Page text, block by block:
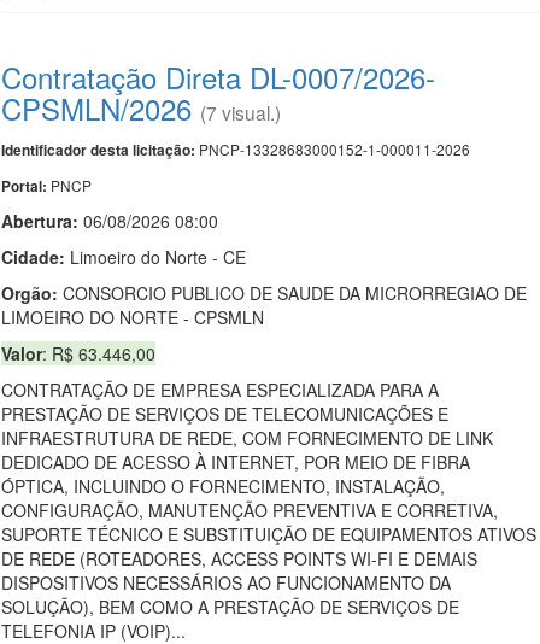
Contratação Direta DL-0007/2026-
CPSMLN/2026 (7 visual.)
Identificador desta licitação: PNCP-13328683000152-1-000011-2026
Portal: PNCP
Abertura: 06/08/2026 08:00
Cidade: Limoeiro do Norte - CE
Orgão: CONSORCIO PUBLICO DE SAUDE DA MICRORREGIAO DE
LIMOEIRO DO NORTE - CPSMLN
Valor: R$ 63.446,00
CONTRATAÇÃO DE EMPRESA ESPECIALIZADA PARA A
PRESTAÇÃO DE SERVIÇOS DE TELECOMUNICAÇÕES E
INFRAESTRUTURA DE REDE, COM FORNECIMENTO DE LINK
DEDICADO DE ACESSO À INTERNET, POR MEIO DE FIBRA
ÓPTICA, INCLUINDO O FORNECIMENTO, INSTALAÇÃO,
CONFIGURAÇÃO, MANUTENÇÃO PREVENTIVA E CORRETIVA,
SUPORTE TÉCNICO E SUBSTITUIÇÃO DE EQUIPAMENTOS ATIVOS
DE REDE (ROTEADORES, ACCESS POINTS WI-FI E DEMAIS
DISPOSITIVOS NECESSÁRIOS AO FUNCIONAMENTO DA
SOLUÇÃO), BEM COMO A PRESTAÇÃO DE SERVIÇOS DE
TELEFONIA IP (VOIP)...